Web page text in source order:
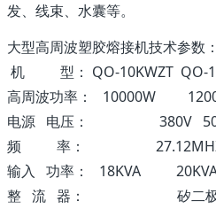
发、线束、水囊等。
大型高周波塑胶熔接机技术参数：
机 型： QO-10KWZT QO-
高周波功率： 10000W
电源 电压： 380V 50/
频 率：
输入 功率： 18KVA
整 流 器： 矽二极